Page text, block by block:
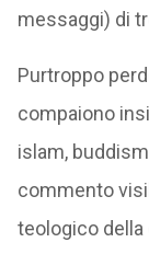
messaggi) di
Purtroppo
compaiono
islam,
commento
teologico